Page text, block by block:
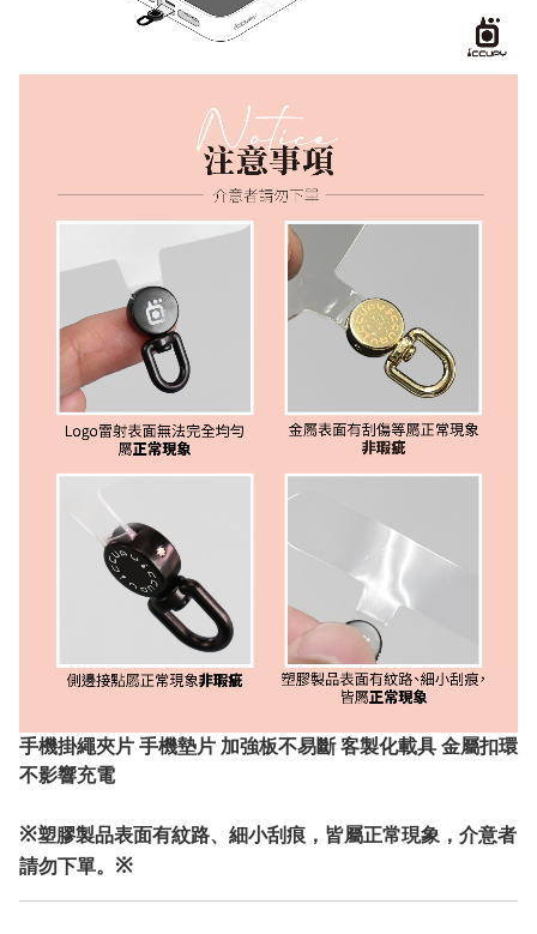
手機掛繩夾片 手機墊片 加強板不易斷 客製化載具 金屬扣環
不影響充電
※塑膠製品表面有紋路、細小刮痕，皆屬正常現象，介意者
請勿下單。 ※